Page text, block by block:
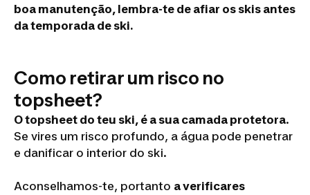
boa manutenção, lembra-te de afiar os skis antes
da temporada de ski.
Como retirar um risco no
topsheet?
O topsheet do teu ski, é a sua camada protetora.
Se vires um risco profundo, a água pode penetrar
e danificar o interior do ski.
Aconselhamos-te, portanto a verificares